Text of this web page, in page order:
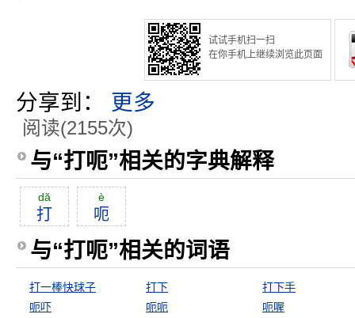
试试手机扫一扫
在你手机上继续浏览此页面
分享到： 更多
阅读(2155次)
与“打呃”相关的字典解释
dă
打
è
呃
与“打呃”相关的词语
打一棒快球子 打下
打下手
呃吓
呃呃 呃喔